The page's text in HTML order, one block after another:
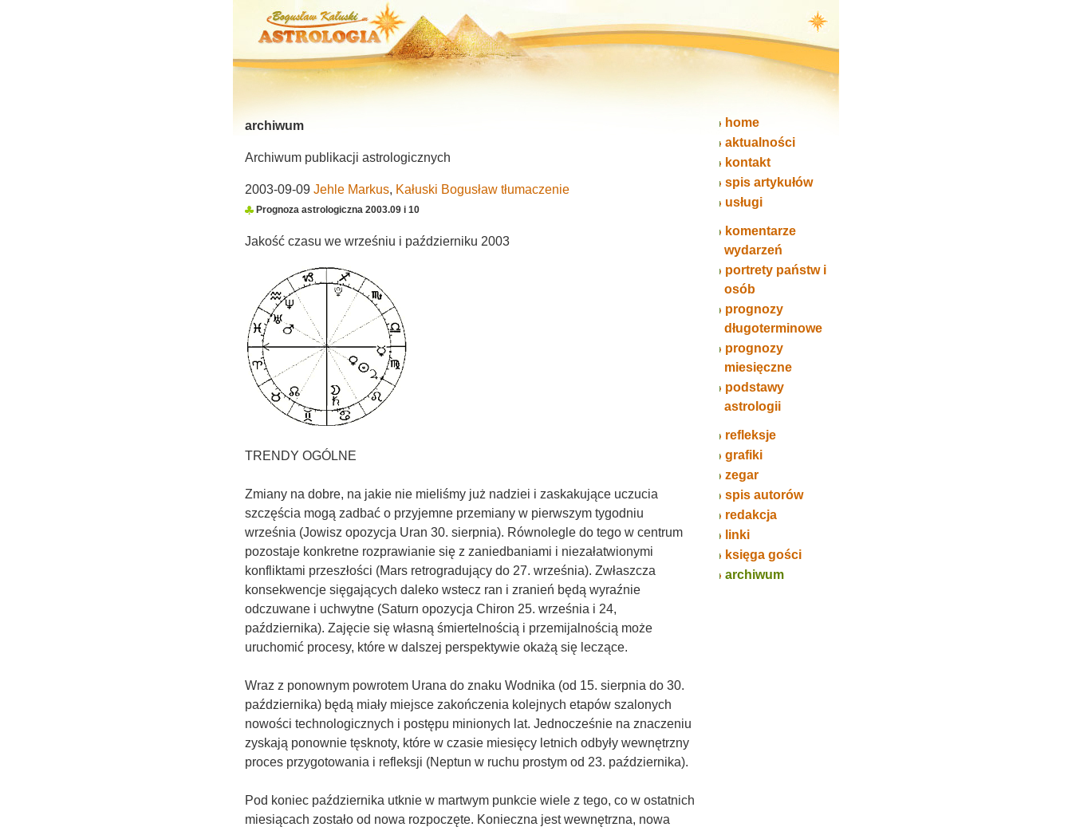
home
aktualności
kontakt
spis artykułów
usługi
komentarze
wydarzeń
portrety państw i
osób
prognozy
długoterminowe
prognozy
miesięczne
podstawy
astrologii
refleksje
grafiki
zegar
spis autorów
redakcja
linki
księga gości
archiwum
archiwum
Archiwum publikacji astrologicznych
2003-09-09 Jehle Markus, Kałuski Bogusław tłumaczenie
Prognoza astrologiczna 2003.09 i 10
Jakość czasu we wrześniu i październiku 2003
TRENDY OGÓLNE
Zmiany na dobre, na jakie nie mieliśmy już nadziei i zaskakujące uczucia
szczęścia mogą zadbać o przyjemne przemiany w pierwszym tygodniu
września (Jowisz opozycja Uran 30. sierpnia). Równolegle do tego w centrum
pozostaje konkretne rozprawianie się z zaniedbaniami i niezałatwionymi
konfliktami przeszłości (Mars retrogradujący do 27. września). Zwłaszcza
konsekwencje sięgających daleko wstecz ran i zranień będą wyraźnie
odczuwane i uchwytne (Saturn opozycja Chiron 25. września i 24,
października). Zajęcie się własną śmiertelnością i przemijalnością może
uruchomić procesy, które w dalszej perspektywie okażą się leczące.
Wraz z ponownym powrotem Urana do znaku Wodnika (od 15. sierpnia do 30.
października) będą miały miejsce zakończenia kolejnych etapów szalonych
nowości technologicznych i postępu minionych lat. Jednocześnie na znaczeniu
zyskają ponownie tęsknoty, które w czasie miesięcy letnich odbyły wewnętrzny
proces przygotowania i refleksji (Neptun w ruchu prostym od 23. października).
Pod koniec października utknie w martwym punkcie wiele z tego, co w ostatnich
miesiącach zostało od nowa rozpoczęte. Konieczna jest wewnętrzna, nowa